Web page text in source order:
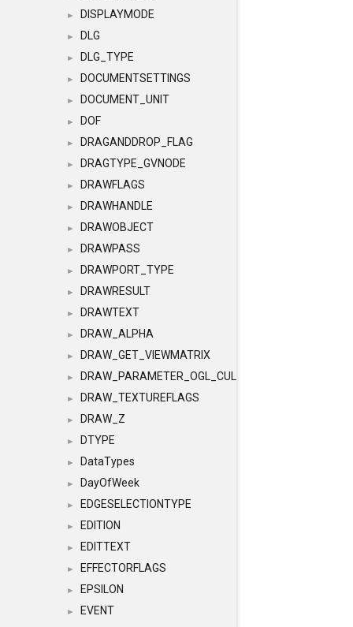
► DISPLAYMODE
► DLG
► DLG_TYPE
► DOCUMENTSETTINGS
► DOCUMENT_UNIT
► DOF
► DRAGANDDROP_FLAG
► DRAGTYPE_GVNODE
► DRAWFLAGS
► DRAWHANDLE
► DRAWOBJECT
► DRAWPASS
► DRAWPORT_TYPE
► DRAWRESULT
► DRAWTEXT
► DRAW_ALPHA
► DRAW_GET_VIEWMATRIX
► DRAW_PARAMETER_OGL_CULLING
► DRAW_TEXTUREFLAGS
► DRAW_Z
► DTYPE
► DataTypes
► DayOfWeek
► EDGESELECTIONTYPE
► EDITION
► EDITTEXT
► EFFECTORFLAGS
► EPSILON
►
EVENT